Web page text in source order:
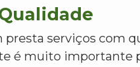
presta serviços com
é muito importante